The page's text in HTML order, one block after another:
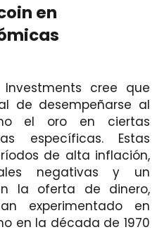
en
cree que
de desempeñarse al
el oro en ciertas
específicas. Estas
de alta inflación,
negativas y un
la oferta de dinero,
experimentado en
en la década de 1970